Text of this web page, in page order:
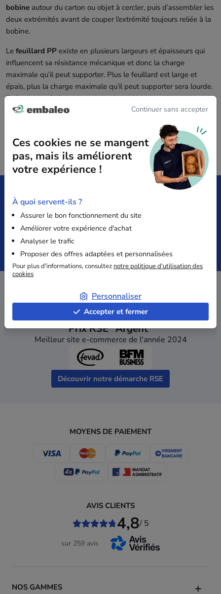
bobine autour du carton ou objet à cercler, puis d’assembler les
deux extrémités avant de couper l’extrémité toujours reliée à la
bobine.
Le feuillard PP existe en plusieurs largeurs et épaisseurs qui
influencent sa résistance mécanique et donc la charge
maximale qu’il peut supporter. Plus le feuillard est large et
épais, plus la charge maximale qu’il peut supporter sera lourde.
Enfin, il est généralement de couleur bleue ou noire.
dès 149€ HT
Paiement
Sécurisé
Devis
immédiat
Prix RSE "Argent"
Meilleur site e-commerce de l'année 2024
Découvrir notre démarche RSE
MOYENS DE PAIEMENT
NOS GAMMES
AVIS CLIENTS
4,8/ 5
sur 259 avis
Continuer sans accepter
Ces cookies ne se mangent
pas, mais ils améliorent
votre expérience !
À quoi servent-ils ?
Assurer le bon fonctionnement du site
Améliorer votre expérience d'achat
Analyser le trafic
Proposer des offres adaptées et personnalisées
Pour plus d'informations, consultez notre politique d'utilisation des
cookies
Personnaliser
Accepter et fermer